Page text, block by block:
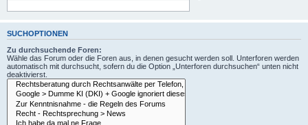
SUCHOPTIONEN
Zu durchsuchende Foren:
Wähle das Forum oder die Foren aus, in denen gesucht werden soll. Unterforen werden
automatisch mit durchsucht, sofern du die Option „Unterforen durchsuchen“ unten nicht
deaktivierst.